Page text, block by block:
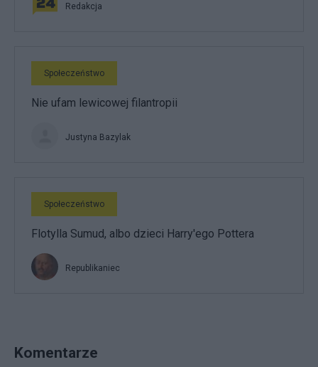
Redakcja
Społeczeństwo
Nie ufam lewicowej filantropii
Justyna Bazylak
Społeczeństwo
Flotylla Sumud, albo dzieci Harry'ego Pottera
Republikaniec
Komentarze